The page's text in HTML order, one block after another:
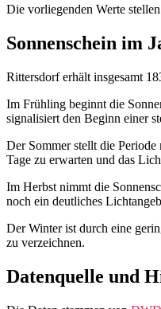
Die vorliegenden Werte
Sonnenschein im
Rittersdorf erhält insgesamt
Im Frühling beginnt die
signalisiert den Beginn einer
Der Sommer stellt die
Tage zu erwarten und das
Im Herbst nimmt die
noch ein deutliches
Der Winter ist durch eine
zu verzeichnen.
Datenquelle und